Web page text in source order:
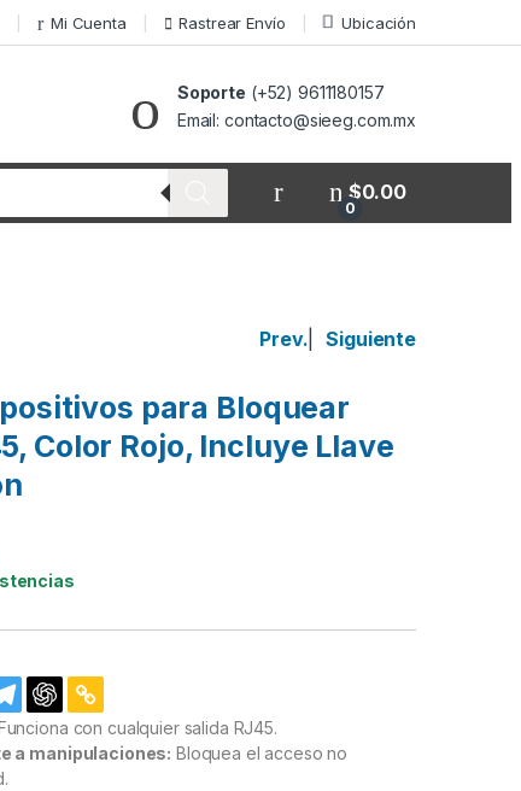
Mi Cuenta Rastrear Envío Ubicación
Soporte (+52) 9611180157
Email: contacto@sieeg.com.mx
0
$0.00
Prev. Siguiente
para Bloquear
Color Rojo, Incluye Llave
con cualquier salida RJ45.
a manipulaciones: Bloquea el acceso no